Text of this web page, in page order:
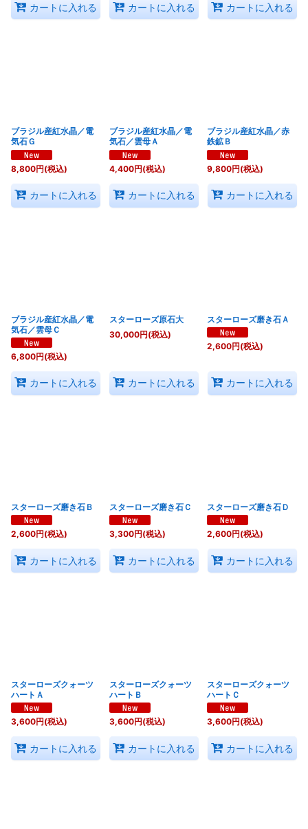
カートに入れる カートに入れる カートに入れる
ブラジル産紅水晶／電
気石Ｇ
8,800円(税込)
カートに入れる
ブラジル産紅水晶／電
気石／雲母Ａ
4,400円(税込)
カートに入れる
ブラジル産紅水晶／赤
鉄鉱Ｂ
9,800円(税込)
カートに入れる
ブラジル産紅水晶／電
気石／雲母Ｃ
6,800円(税込)
カートに入れる
スターローズ原石大
30,000円(税込)
カートに入れる
スターローズ磨き石Ａ
2,600円(税込)
カートに入れる
スターローズ磨き石Ｂ
2,600円(税込)
カートに入れる
スターローズ磨き石Ｃ
3,300円(税込)
カートに入れる
スターローズ磨き石Ｄ
2,600円(税込)
カートに入れる
スターローズクォーツ
ハートＡ
3,600円(税込)
カートに入れる
スターローズクォーツ
ハートＢ
3,600円(税込)
カートに入れる
スターローズクォーツ
ハートＣ
3,600円(税込)
カートに入れる